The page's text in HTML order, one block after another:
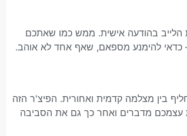
הלייב בהודעה אישית. ממש כמו שאתכם
– כדאי להימנע מספאם, שאף אחד לא אוהב.
בין מצלמה קדמית ואחורית. הפיצ'ר הזה
עצמכם מדברים ואחר כך גם את הסביבה